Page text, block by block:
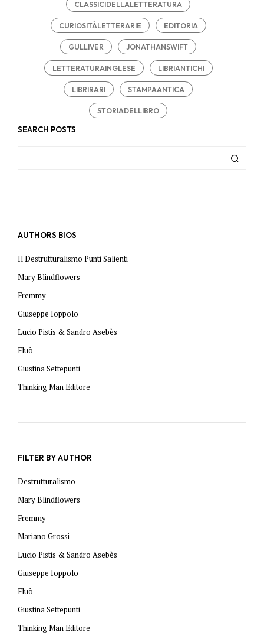
CLASSICIDELLALETTERATURA
CURIOSITÀLETTERARIE EDITORIA
GULLIVER JONATHANSWIFT
LETTERATURAINGLESE LIBRIANTICHI
LIBRIRARI STAMPAANTICA
STORIADELLIBRO
SEARCH POSTS
AUTHORS BIOS
Il Destrutturalismo Punti Salienti
Mary Blindflowers
Fremmy
Giuseppe Ioppolo
Lucio Pistis & Sandro Asebès
Fluò
Giustina Settepunti
Thinking Man Editore
FILTER BY AUTHOR
Destrutturalismo
Mary Blindflowers
Fremmy
Mariano Grossi
Lucio Pistis & Sandro Asebès
Giuseppe Ioppolo
Fluò
Giustina Settepunti
Thinking Man Editore